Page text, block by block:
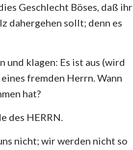
Kolosser
2. Timotheus
Philemon
2. Petrus
2. Johannes
Geschlecht Böses, daß ihr
dahergehen sollt; denn es
und klagen: Es ist aus (wird
fremden Herrn. Wann
hat?
des HERRN.
nicht; wir werden nicht so